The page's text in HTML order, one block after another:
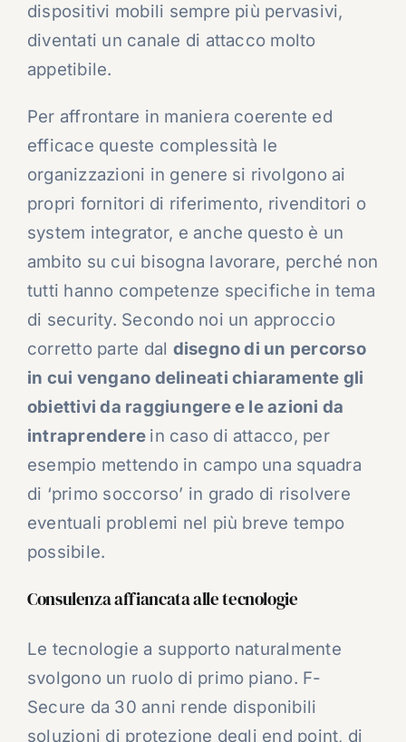
dispositivi mobili sempre più pervasivi,
diventati un canale di attacco molto
appetibile.
Per affrontare in maniera coerente ed
efficace queste complessità le
organizzazioni in genere si rivolgono ai
propri fornitori di riferimento, rivenditori o
system integrator, e anche questo è un
ambito su cui bisogna lavorare, perché non
tutti hanno competenze specifiche in tema
di security. Secondo noi un approccio
corretto parte dal disegno di un percorso
in cui vengano delineati chiaramente gli
obiettivi da raggiungere e le azioni da
intraprendere in caso di attacco, per
esempio mettendo in campo una squadra
di ‘primo soccorso’ in grado di risolvere
eventuali problemi nel più breve tempo
possibile.
Consulenza affiancata alle tecnologie
Le tecnologie a supporto naturalmente
svolgono un ruolo di primo piano. F-
Secure da 30 anni rende disponibili
soluzioni di protezione degli end point, di